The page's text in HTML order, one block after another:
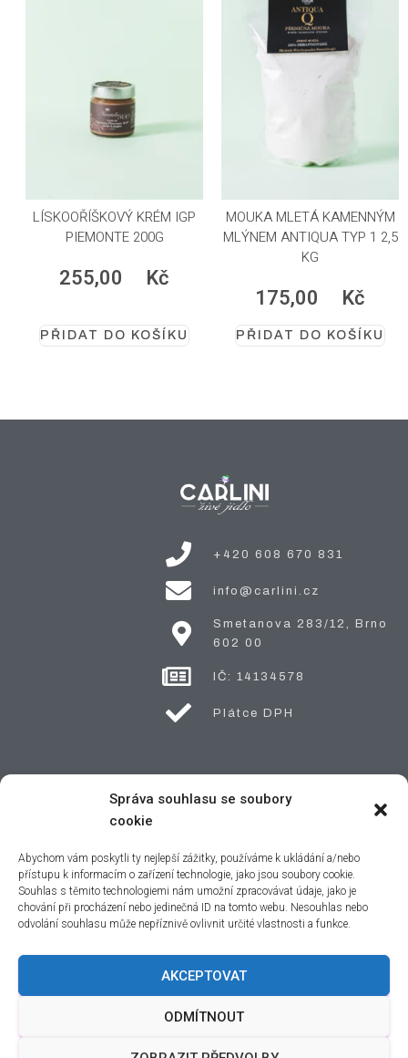
Správa souhlasu se soubory
cookie
Abychom vám poskytli ty nejlepší zážitky, používáme k ukládání a/nebo
přístupu k informacím o zařízení technologie, jako jsou soubory cookie.
Souhlas s těmito technologiemi nám umožní zpracovávat údaje, jako je
chování při procházení nebo jedinečná ID na tomto webu. Nesouhlas nebo
odvolání souhlasu může nepříznivě ovlivnit určité vlastnosti a funkce.
AKCEPTOVAT
ODMÍTNOUT
LÍSKOOŘÍŠKOVÝ KRÉM IGP
PIEMONTE 200G
255,00 Kč
PŘIDAT DO KOŠÍKU
MOUKA MLETÁ KAMENNÝM
MLÝNEM ANTIQUA TYP 1 2,5
KG
175,00 Kč
PŘIDAT DO KOŠÍKU
+420 608 670 831
info@carlini.cz
Smetanova 283/12, Brno
602 00
IČ: 14134578
Plátce DPH
Důležité
Odkazy
Náš
Carlini
Kdo Za Tím
Stojí
Kontaktní
Formulář